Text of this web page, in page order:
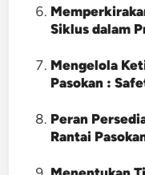
Siklus dalam
Mengelola
Pasokan :
Peran
Rantai